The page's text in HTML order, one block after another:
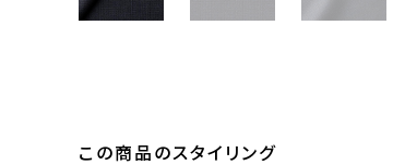
この商品のスタイリング